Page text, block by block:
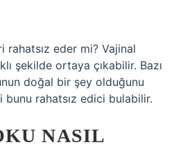
rahatsız eder mi? Vajinal
şekilde ortaya çıkabilir. Bazı
doğal bir şey olduğunu
rahatsız edici bulabilir.
NASIL